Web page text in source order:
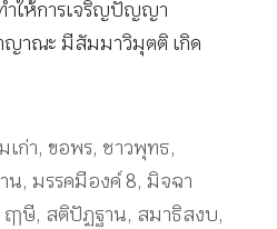
ำให้การเจริญปัญญา
าณะ มีสัมมาวิมุตติ เกิด
เก่า, ขอพร, ชาวพุทธ,
น, มรรคมีองค์ 8, มิจฉา
ฤๅษี, สติปัฏฐาน, สมาธิสงบ,